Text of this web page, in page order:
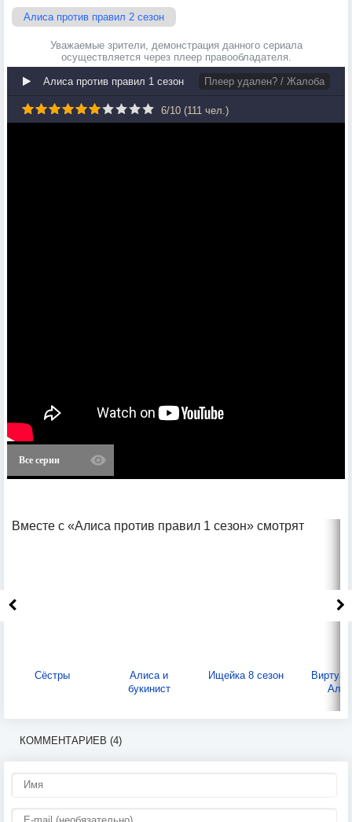
Алиса против правил 2 сезон
Уважаемые зрители, демонстрация данного сериала
осуществляется через плеер правообладателя.
Алиса против правил 1 сезон Плеер удален? / Жалоба
6/10 (111 чел.)
Все серии
Вместе с «Алиса против правил 1 сезон» смотрят
Сёстры
Алиса и
букинист
Ищейка 8 сезон
КОММЕНТАРИЕВ (4)